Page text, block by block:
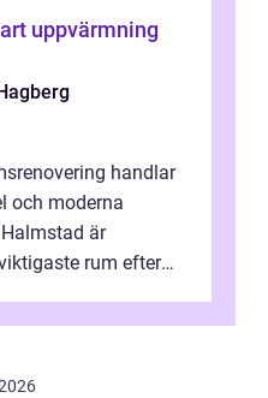
handlar
och moderna
är
rum efter